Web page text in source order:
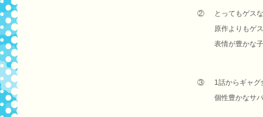
②
とってもゲス
原作よりもゲ
表情が豊かな
③
1話からギャ
個性豊かなサ